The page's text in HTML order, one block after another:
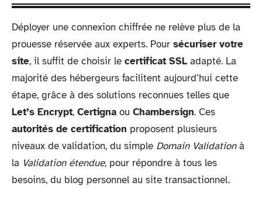
Déployer une connexion chiffrée ne relève plus de la
prouesse réservée aux experts. Pour sécuriser votre
site, il suffit de choisir le certificat SSL adapté. La
majorité des hébergeurs facilitent aujourd’hui cette
étape, grâce à des solutions reconnues telles que
Let’s Encrypt, Certigna ou Chambersign. Ces
autorités de certification proposent plusieurs
niveaux de validation, du simple Domain Validationà
la Validation étendue, pour répondre à tous les
besoins, du blog personnel au site transactionnel.